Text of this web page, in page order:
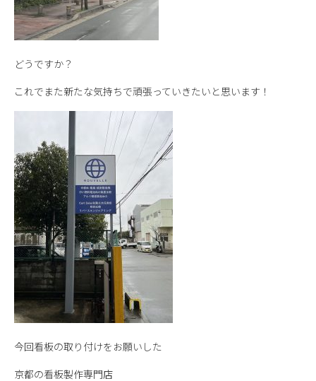
どうですか？
これでまた新たな気持ちで頑張っていきたいと思います！
今回看板の取り付けをお願いした
京都の看板製作専門店